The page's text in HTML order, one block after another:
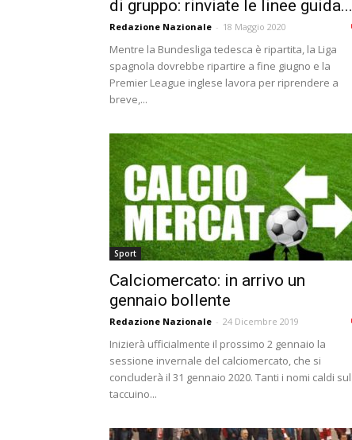
di gruppo: rinviate le linee guida...
Redazione Nazionale - 18 Maggio 2020
Mentre la Bundesliga tedesca è ripartita, la Liga
spagnola dovrebbe ripartire a fine giugno e la
Premier League inglese lavora per riprendere a
breve,...
Sport
Calciomercato: in arrivo un
gennaio bollente
Redazione Nazionale - 24 Dicembre 2019
Inizierà ufficialmente il prossimo 2 gennaio la
sessione invernale del calciomercato, che si
concluderà il 31 gennaio 2020. Tanti i nomi caldi sul
taccuino...